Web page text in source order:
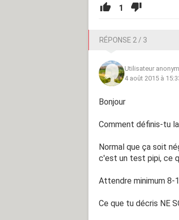
1
RÉPONSE 2 / 3
Utilisateur
4 août 2015 à
Bonjour
Comment définis-tu
Normal que ça soit
c'est un test pipi, ce
Attendre minimum 8-
Ce que tu décris NE